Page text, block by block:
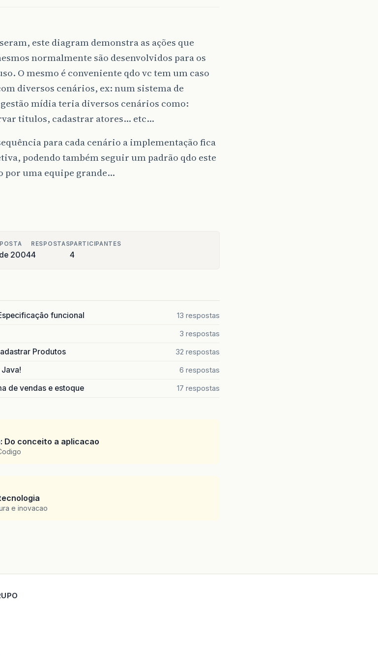
este diagram demonstra as ações que
normalmente são desenvolvidos para os
O mesmo é conveniente qdo vc tem um caso
diversos cenários, ex: num sistema de
mídia teria diversos cenários como:
titulos, cadastrar atores… etc…
para cada cenário a implementação fica
podendo também seguir um padrão qdo este
por uma equipe grande…
2004
RESPOSTAS
4
PARTICIPANTES
4
funcional 13 respostas
3 respostas
Produtos 32 respostas
6 respostas
de vendas e estoque 17 respostas
Do conceito a aplicacao
e inovacao